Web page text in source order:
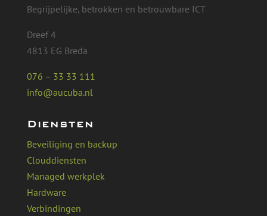
Begrijpelijke, betrokken en betrouwbare ICT
Dreef 4
4813 EG Breda
076 – 33 33 111
info@aucuba.nl
Diensten
Beveiliging en backup
Clouddiensten
Managed werkplek
Hardware
Verbindingen